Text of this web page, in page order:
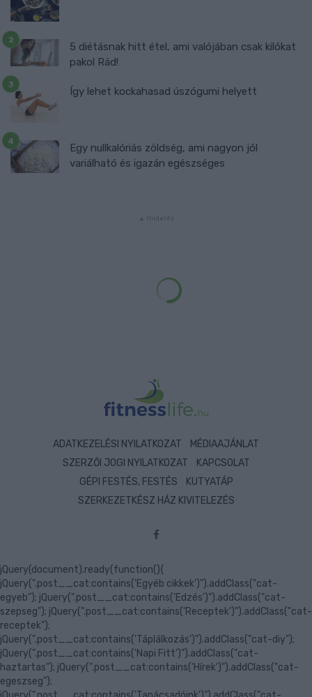
5 diétásnak hitt étel, ami valójában csak kilókat
pakol Rád!
Így lehet kockahasad úszógumi helyett
Egy nullkalóriás zöldség, ami nagyon jól
variálható és igazán egészséges
ADATKEZELÉSI NYILATKOZAT
MÉDIAAJÁNLAT
SZERZŐI JOGI NYILATKOZAT
KAPCSOLAT
GÉPI FESTÉS, FESTÉS
KUTYATÁP
SZERKEZETKÉSZ HÁZ KIVITELEZÉS
jQuery(document).ready(function(){
jQuery(".post__cat:contains('Egyéb cikkek')").addClass("cat-
egyeb"); jQuery(".post__cat:contains('Edzés')").addClass("cat-
szepseg"); jQuery(".post__cat:contains('Receptek')").addClass("cat-
receptek");
jQuery(".post__cat:contains('Táplálkozás')").addClass("cat-diy");
jQuery(".post__cat:contains('Napi Fitt')").addClass("cat-
haztartas"); jQuery(".post__cat:contains('Hírek')").addClass("cat-
egeszseg");